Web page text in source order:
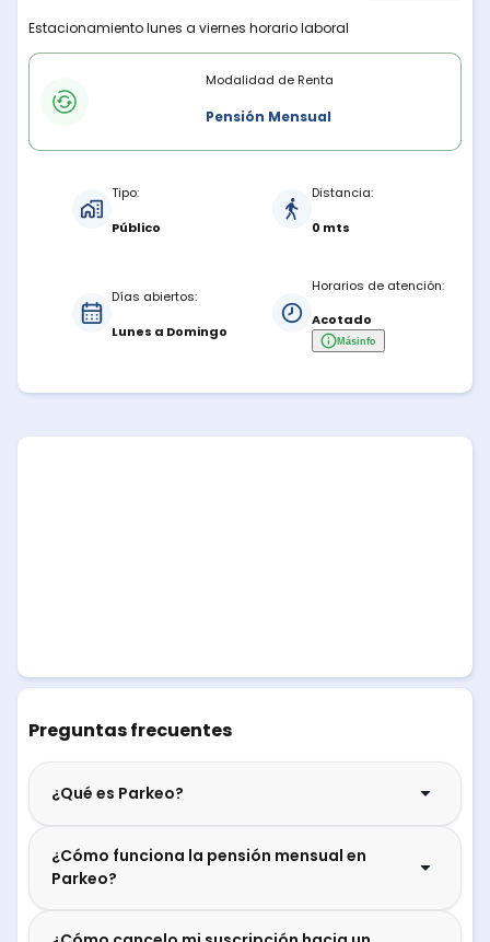
Descripción del lugar
Estacionamiento lunes a viernes horario laboral
Modalidades de rentaModalidad de Renta
Pensión Mensual
Tipo:
Público
Distancia:
0 mts
Días abiertos:
Lunes a Domingo
Horarios de atención:
Acotado
Másinfo
Preguntas frecuentes
¿Qué es Parkeo?
¿Cómo funciona la pensión mensual en
Parkeo?